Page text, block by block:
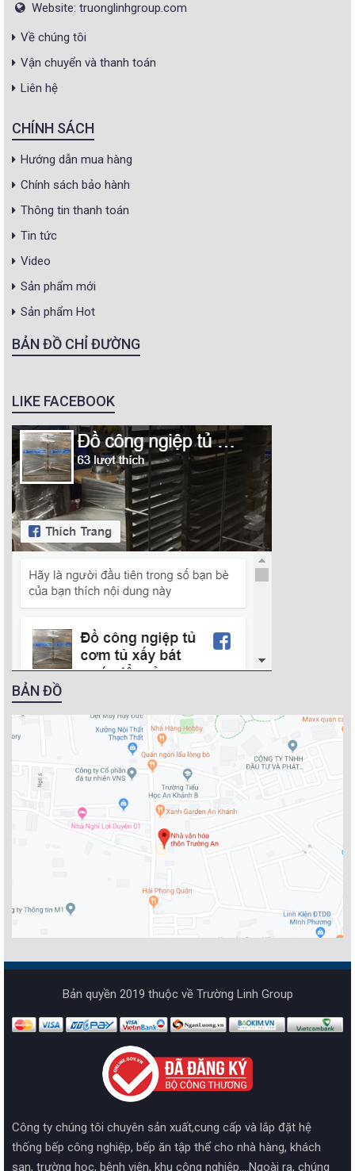
Website: truonglinhgroup.com
Về chúng tôi
Vận chuyển và thanh toán
Liên hệ
CHÍNH SÁCH
Hướng dẫn mua hàng
Chính sách bảo hành
Thông tin thanh toán
Tin tức
Video
Sản phẩm mới
Sản phẩm Hot
BẢN ĐỒ CHỈ ĐƯỜNG
LIKE FACEBOOK
BẢN ĐỒ
Bản quyền 2019 thuộc về Trường Linh Group
Công ty chúng tôi chuyên sản xuất,cung cấp và lắp đặt hệ
thống bếp công nghiệp, bếp ăn tập thể cho nhà hàng, khách
sạn, trường học, bệnh viện, khu công nghiệp....Ngoài ra, chúng